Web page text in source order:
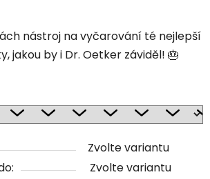
nástroj na vyčarování té nejlepší
jakou by i Dr. Oetker záviděl! 🎂
Zvolte variantu
Zvolte variantu